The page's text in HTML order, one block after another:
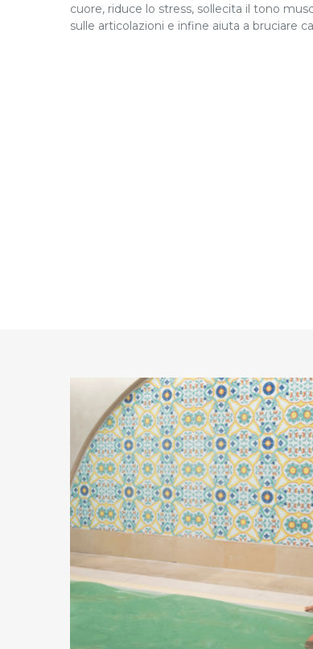
cuore, riduce lo stress, sollecita il tono
sulle articolazioni e infine aiuta a bruciare